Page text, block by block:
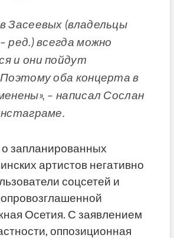
Засеевых (владельцы
ред.) всегда можно
и они пойдут
оба концерта в
– написал Сослан
запланированных
артистов негативно
соцсетей и
Осетия. С заявлением
оппозиционная